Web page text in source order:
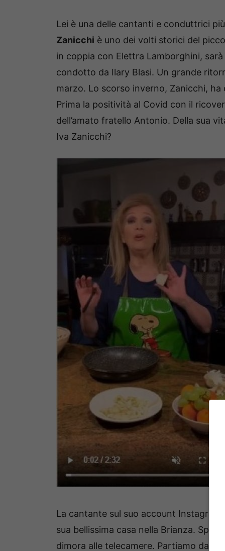
Lei è una delle cantanti e conduttrici
Zanicchi è uno dei volti storici del
in coppia con Elettra Lamborghini,
condotto da Ilary Blasi. Un grande
marzo. Lo scorso inverno, Zanicchi,
Prima la positività al Covid con il
dell’amato fratello Antonio. Della sua
Iva Zanicchi?
La cantante sul suo account
sua bellissima casa nella Brianza.
dimora alle telecamere. Partiamo dalla